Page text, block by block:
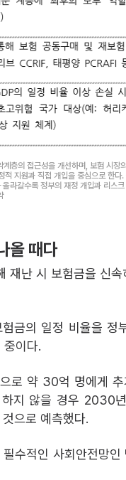
층의 접근성을 개선하며, 보험 시장
지원과 직접 개입을 중심으로 한다
라갈수록 정부의 재정 개입과 리스
올 때다
재난 시 보험금을 신속
금의 일정 비율을 정
중이다.
로 약 30억 명에게 추
지 않을 경우 2030
으로 예측했다.
수적인 사회안전망